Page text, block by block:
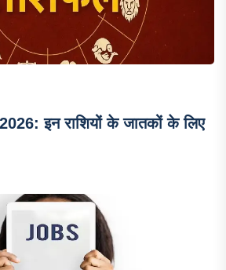
इन राशियों के जातकों के लिए